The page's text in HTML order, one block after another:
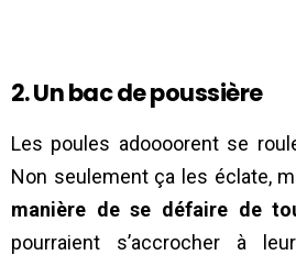
2. Un bac de poussière
Les poules adoooorent se
Non seulement ça les éclate,
manière de se défaire de
pourraient s’accrocher à